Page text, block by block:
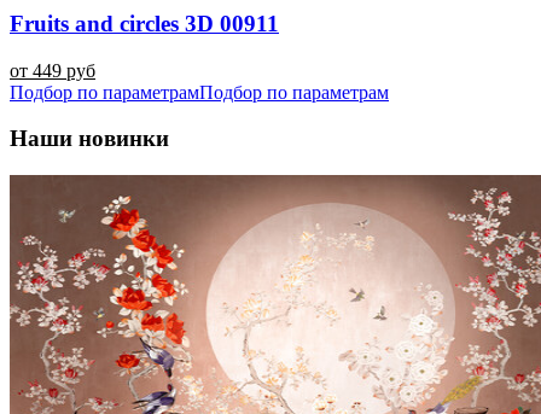
Fruits and circles 3D 00911
от 449 руб
Подбор по параметрамПодбор по параметрам
Наши новинки